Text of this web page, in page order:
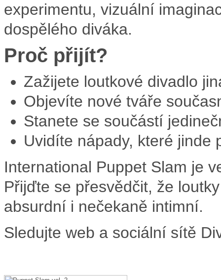
experimentu, vizuální
dospělého diváka.
Proč přijít?
Zažijete loutkové divadlo
Objevíte nové tváře
Stanete se součástí
Uvidíte nápady, které jinde
International Puppet Slam je
Přijďte se přesvědčit, že
absurdní i nečekaně intimní.
Sledujte web a sociální sítě